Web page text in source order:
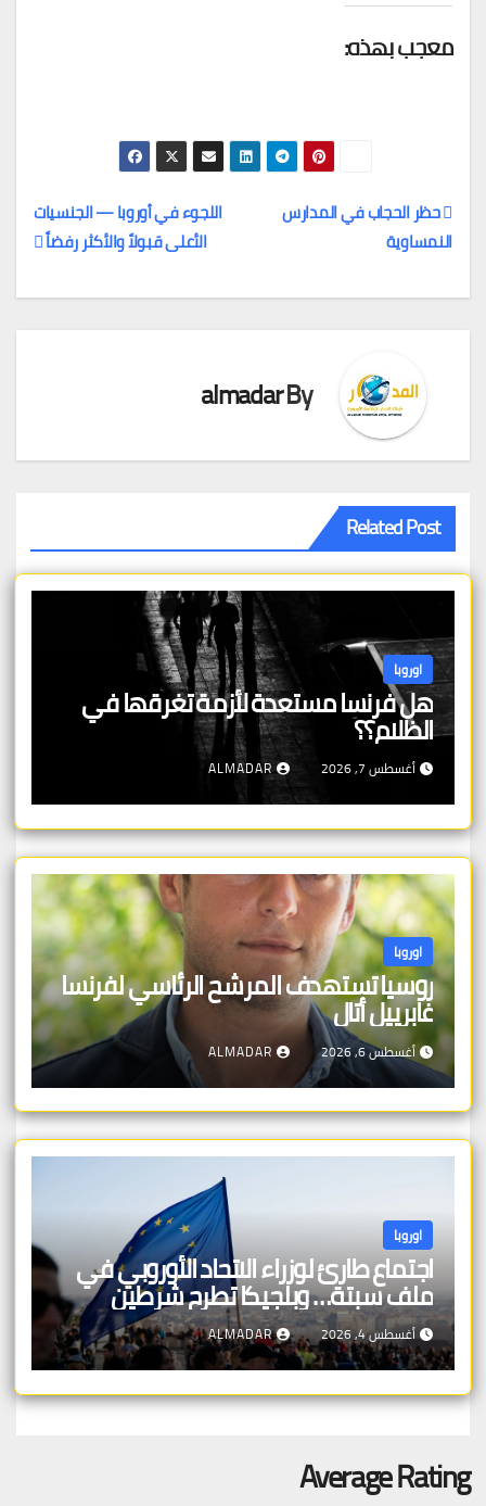
معجب بهذه:
تصفّح
المقالات
اللجوء في أوروبا — الجنسيات
الأعلى قبولاً والأكثر رفضاً
حظر الحجاب في المدارس
النمساوية
By
almadar
Related Post
اوروبا
هل فرنسا مستعدة لأزمة تغرقها في
الظلام؟؟
أغسطس 7, 2026 ALMADAR
اوروبا
روسيا تستهدف المرشح الرئاسي لفرنسا
غابرييل أتال
أغسطس 6, 2026 ALMADAR
اوروبا
اجتماع طارئ لوزراء الاتحاد الأوروبي في
ملف سبتة… وبلجيكا تطرح شرطين
أغسطس 4, 2026 ALMADAR
Average Rating